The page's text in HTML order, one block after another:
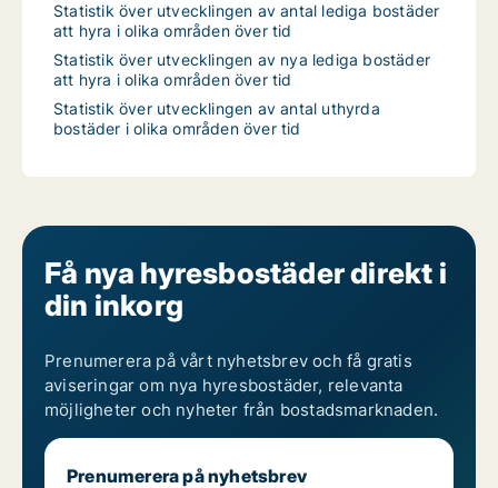
Statistik över utvecklingen av antal lediga bostäder
att hyra i olika områden över tid
Statistik över utvecklingen av nya lediga bostäder
att hyra i olika områden över tid
Statistik över utvecklingen av antal uthyrda
bostäder i olika områden över tid
Få nya hyresbostäder direkt i
din inkorg
Prenumerera på vårt nyhetsbrev och få gratis
aviseringar om nya hyresbostäder, relevanta
möjligheter och nyheter från bostadsmarknaden.
Prenumerera på nyhetsbrev